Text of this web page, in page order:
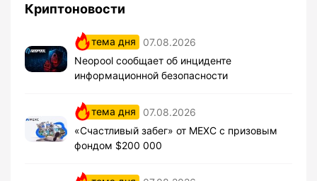
Криптоновости
тема дня
07.08.2026
Neopool сообщает об инциденте
информационной безопасности
тема дня
07.08.2026
«Счастливый забег» от MEXC с призовым
фондом $200 000